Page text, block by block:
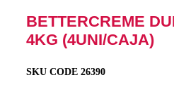
BETTERCREME
4KG (4UNI/CAJA)
SKU CODE 26390